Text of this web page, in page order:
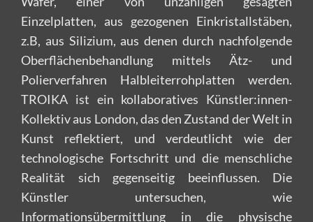
Einzelplatten, aus gezogenen Einkristallstäben,
z.B, aus Silizium, aus denen durch nachfolgende
Oberflächenbehandlung mittels Ätz- und
Polierverfahren Halbleiterrohplatten werden.
TROIKA ist ein kollaboratives Künstler:innen-
Kollektiv aus London, das den Zustand der Welt in
Kunst reflektiert, und verdeutlicht wie der
technologische Fortschritt und die menschliche
Realität sich gegenseitig beeinflussen. Die
Künstler untersuchen, wie
Informationsübermittlung in die physische